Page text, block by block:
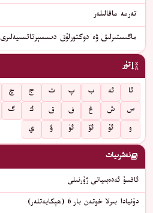
تەرمە ماقالىلەر
ماگىستىرلىق ۋە دوكتورلۇق دىسسېرتاتسىيەلىرى
تۈر
ئا ئە ب پ ت ج چ
س
ش غ ف ق ك گ
و
ئۇ ئۆ ئۈ ۋ ي
نەشرىيات
ئاقسۇ ئەدەبىياتى ژۇرنىلى
دۇنيادا بىرلا خوتەن بار 6 (ھېكايەتلەر)